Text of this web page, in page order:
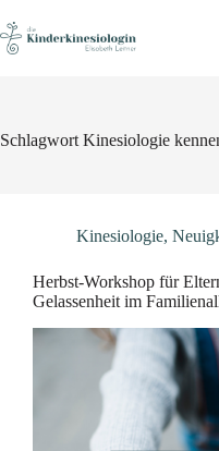
to
content
Schlagwort Kinesiologie
Kinesiologie,
Herbst-Workshop für
Gelassenheit im